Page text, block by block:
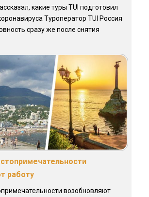
какие туры TUI подготовил
Туроператор TUI Россия
сразу же после снятия
работу
возобновляют